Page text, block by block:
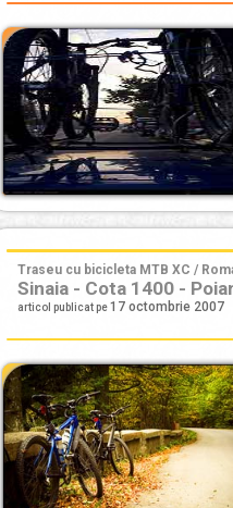
Traseu cu bicicleta MTB XC /
Sinaia - Cota 1400 -
articol publicat pe17 octombrie 2007